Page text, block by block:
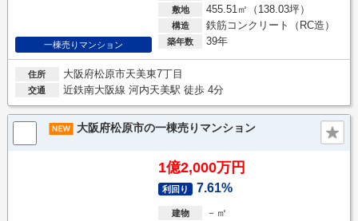
一棟売りマンション
敷地 455.51㎡（138.03坪）
構造 鉄筋コンクリート（RC造）
築年数 39年
住所 大阪府松原市天美東7丁目
交通 近鉄南大阪線 河内天美駅 徒歩 4分
大阪府松原市の一棟売りマンション
1億2,000万円
利回り 7.61%
建物 －㎡